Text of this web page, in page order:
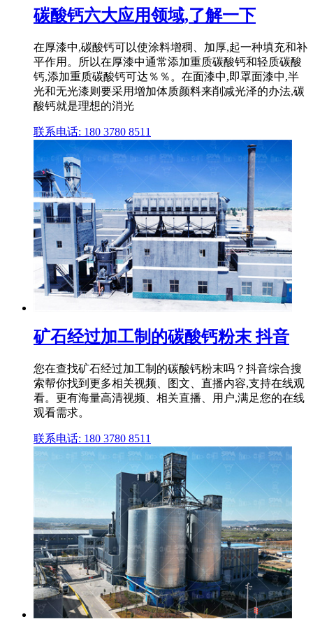
碳酸钙六大应用领域,了解一下
在厚漆中,碳酸钙可以使涂料增稠、加厚,起一种填充和补
平作用。所以在厚漆中通常添加重质碳酸钙和轻质碳酸
钙,添加重质碳酸钙可达％％。在面漆中,即罩面漆中,半
光和无光漆则要采用增加体质颜料来削减光泽的办法,碳
酸钙就是理想的消光
联系电话: 180 3780 8511
矿石经过加工制的碳酸钙粉末 抖音
您在查找矿石经过加工制的碳酸钙粉末吗？抖音综合搜
索帮你找到更多相关视频、图文、直播内容,支持在线观
看。更有海量高清视频、相关直播、用户,满足您的在线
观看需求。
联系电话: 180 3780 8511